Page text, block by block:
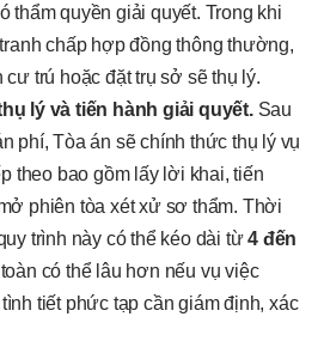
thẩm quyền giải quyết. Trong khi
chấp hợp đồng thông thường,
trú hoặc đặt trụ sở sẽ thụ lý.
lý và tiến hành giải quyết.Sau
phí, Tòa án sẽ chính thức thụ lý vụ
theo bao gồm lấy lời khai, tiến
phiên tòa xét xử sơ thẩm. Thời
trình này có thể kéo dài từ4 đến
có thể lâu hơn nếu vụ việc
tiết phức tạp cần giám định, xác